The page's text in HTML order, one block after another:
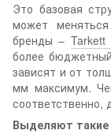
Это базовая
может
бренды – Tarkett
более
зависят и от
мм максимум.
соответственно,
Выделяют такие